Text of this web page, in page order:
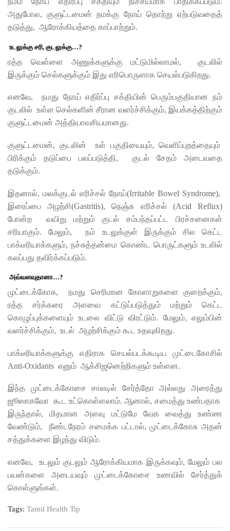
அதுபோல, குளுட்டமைன் நமக்கு நோய் தொற்று ஏற்படுவதைத்
தடுத்து, ஆரோக்கியத்தை காப்பாற்றும்.
உடலுக்கு சரி, குடலுக்கு…?
ரத்த வெள்ளை அணுக்களுக்கு மட்டுமில்லாமல், குடலில்
இருக்கும் செல்களுக்கும் இது எரிபொருளாக செயல்படுகிறது.
எனவே, நமது நோய் எதிர்ப்பு சக்தியின் பெரும்பகுதியான நம்
குடலில் உள்ள செல்களின் சீரான வளர்ச்சிக்கும், இயக்கத்திற்கும்
குளுட்டமைன் அத்தியாவசியமானது.
குளுட்டமைன், குடலின் உள் பகுதியையும், வெளிப்புறத்தையும்
பிரிக்கும் தடுப்பை பலப்படுத்தி, குடல் சேதம் அடைவதை
தடுக்கும்.
இதனால், மலக்குடல் எரிச்சல் நோய்(Irritable Bowel Syndrome),
இரைப்பை அழற்சி(Gastritis), நெஞ்சு எரிச்சல் (Acid Reflux)
போன்ற வயிறு மற்றும் குடல் சம்பந்தப்பட்ட பிரச்சனைகள்
சரியாகும். மேலும், நம் உடலுக்குள் இருக்கும் சில கெட்ட
பாக்டீரியாக்களும், நச்சுத்தன்மை கொண்ட பொருட்களும் உடலில்
கலப்பது தவிர்க்கப்படும்.
அவ்வளவுதானா…?
முட்டைக்கோசு, நமது செரிமான கோளாறுகளை குறைக்கும்,
ரத்த சர்க்கரை அளவை கட்டுப்படுத்தும் மற்றும் கெட்ட
கொழுப்புக்களையும் உடலை விட்டு விரட்டும். மேலும், எலும்பின்
வளர்ச்சிக்கும், உடல் அழற்சிக்கும் கூட உதவுகிறது.
பாக்டீரியாக்களுக்கு எதிராக செயல்படக்கூடிய முட்டைகோசில்
Anti-Oxidants எனும் ஆக்சிஜனெற்றிகளும் உள்ளன.
இந்த முட்டைக்கோசை சாலடில் சேர்த்தோ அல்லது அரைத்து
ஜூஸாகவோ கூட உட்கொள்ளலாம். ஆனால், சமைத்து உண்பதாக
இருந்தால், மிதமான அளவு மட்டுமே வேக வைத்து உண்ண
வேண்டும், நீண்டநேரம் சமைக்க பட்டால், முட்டைக்கோசு அதன்
சத்துக்களை இழந்து விடும்.
எனவே, உடலும் குடலும் ஆரோக்கியமாக இருக்கவும், மேலும் பல
பயன்களை அடையவும் முட்டைக்கோசை உணவில் சேர்த்துக்
கொள்ளுங்கள்.
Tags: Tamil Health Tip